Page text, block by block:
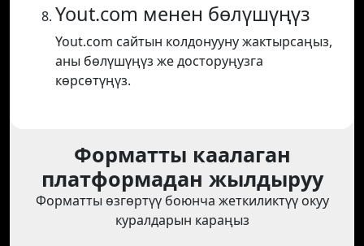
Yout.com менен бөлүшүңүз
Yout.com сайтын колдонууну жактырсаңыз,
аны бөлүшүңүз же досторуңузга
көрсөтүңүз.
Форматты каалаган
платформадан жылдыруу
Форматты өзгөртүү боюнча жеткиликтүү окуу
куралдарын караңыз